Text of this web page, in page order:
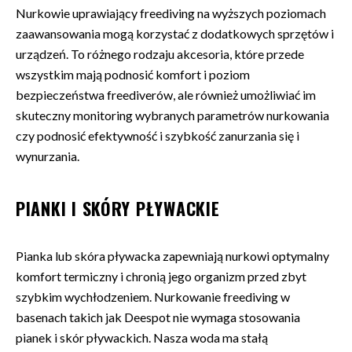
Nurkowie uprawiający freediving na wyższych poziomach
zaawansowania mogą korzystać z dodatkowych sprzętów i
urządzeń. To różnego rodzaju akcesoria, które przede
wszystkim mają podnosić komfort i poziom
bezpieczeństwa freediverów, ale również umożliwiać im
skuteczny monitoring wybranych parametrów nurkowania
czy podnosić efektywność i szybkość zanurzania się i
wynurzania.
PIANKI I SKÓRY PŁYWACKIE
Pianka lub skóra pływacka zapewniają nurkowi optymalny
komfort termiczny i chronią jego organizm przed zbyt
szybkim wychłodzeniem. Nurkowanie freediving w
basenach takich jak Deespot nie wymaga stosowania
pianek i skór pływackich. Nasza woda ma stałą